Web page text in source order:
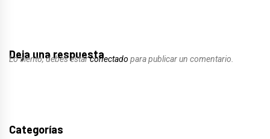
Deja una respuesta
Lo siento, debes estarconectado para publicar un comentario.
Categorías